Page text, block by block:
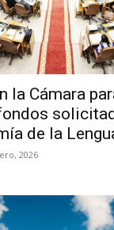
la Cámara
de la
2026